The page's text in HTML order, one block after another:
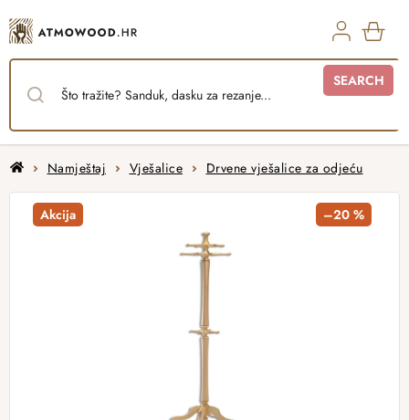
to
content
SEARCH
HomeNamještaj Vješalice Drvene vješalice za odjeću
Akcija –20 %